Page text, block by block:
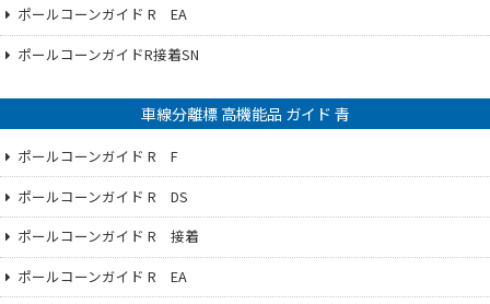
ポールコーンガイド R EA
ポールコーンガイドR接着SN
車線分離標 高機能品 ガイド 青
ポールコーンガイド R F
ポールコーンガイド R DS
ポールコーンガイド R 接着
ポールコーンガイド R EA